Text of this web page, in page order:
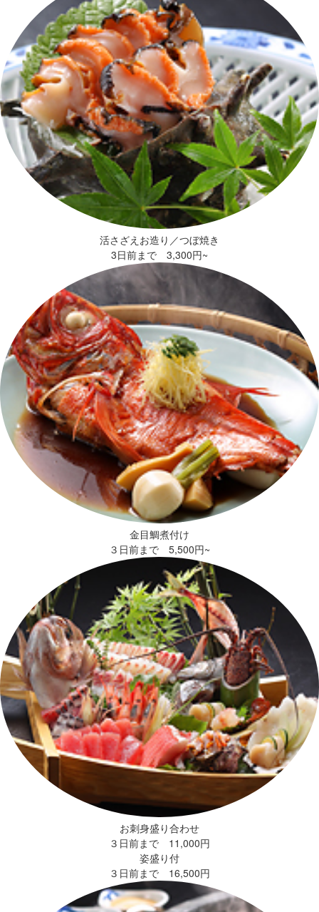
活さざえお造り／つぼ焼き
3日前まで 3,300円~
金目鯛煮付け
３日前まで 5,500円~
お刺身盛り合わせ
３日前まで 11,000円
姿盛り付
３日前まで 16,500円